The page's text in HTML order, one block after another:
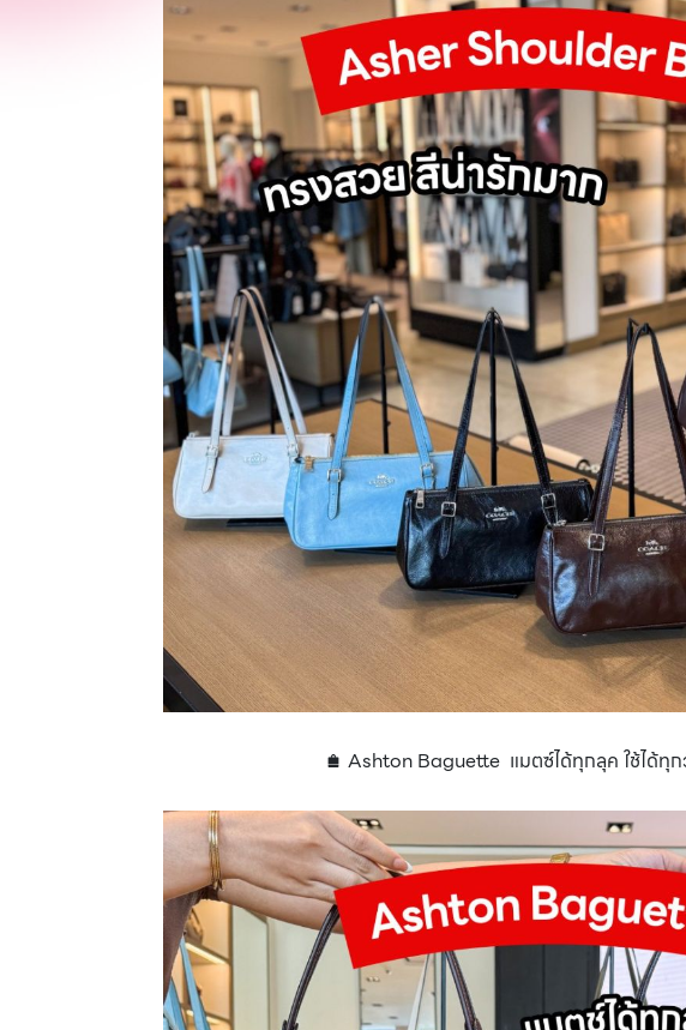
🛍️ Ashton Baguette แมตซ์ได้ทุกลุค ใช้ได้ทุก